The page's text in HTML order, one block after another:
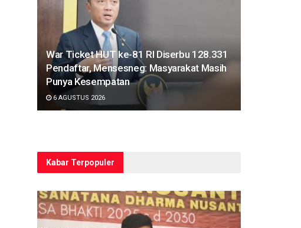
War Ticket HUT ke-81 RI Diserbu 128.331
Pendaftar, Mensesneg: Masyarakat Masih
Punya Kesempatan
6 AGUSTUS 2026
Kabar Terpopuler